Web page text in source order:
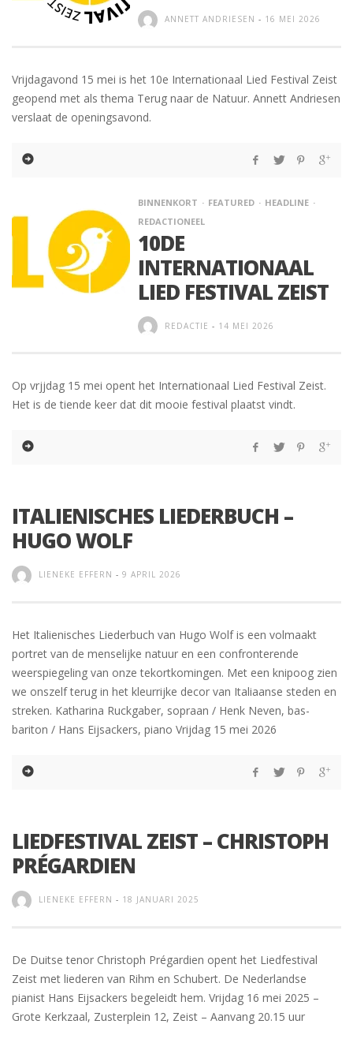
ANNETT ANDRIESEN - 16 MEI 2026
Vrijdagavond 15 mei is het 10e Internationaal Lied Festival Zeist
geopend met als thema Terug naar de Natuur. Annett Andriesen
verslaat de openingsavond.
BINNENKORT FEATURED
HEADLINE
REDACTIONEEL
10DE
INTERNATIONAAL
LIED FESTIVAL ZEIST
REDACTIE - 14 MEI 2026
Op vrjjdag 15 mei opent het Internationaal Lied Festival Zeist.
Het is de tiende keer dat dit mooie festival plaatst vindt.
ITALIENISCHES LIEDERBUCH –
HUGO WOLF
LIENEKE EFFERN - 9 APRIL 2026
Het Italienisches Liederbuch van Hugo Wolf is een volmaakt
portret van de menselijke natuur en een confronterende
weerspiegeling van onze tekortkomingen. Met een knipoog zien
we onszelf terug in het kleurrijke decor van Italiaanse steden en
streken. Katharina Ruckgaber, sopraan / Henk Neven, bas-
bariton / Hans Eijsackers, piano Vrijdag 15 mei 2026
LIEDFESTIVAL ZEIST – CHRISTOPH
PRÉGARDIEN
LIENEKE EFFERN - 18 JANUARI 2025
De Duitse tenor Christoph Prégardien opent het Liedfestival
Zeist met liederen van Rihm en Schubert. De Nederlandse
pianist Hans Eijsackers begeleidt hem. Vrijdag 16 mei 2025 –
Grote Kerkzaal, Zusterplein 12, Zeist – Aanvang 20.15 uur